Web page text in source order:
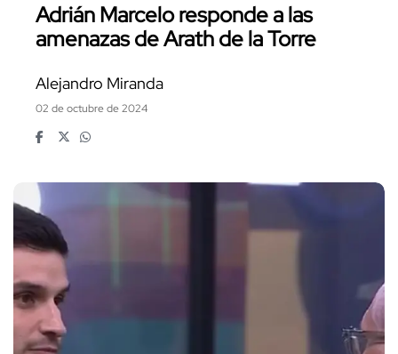
Adrián Marcelo responde a las
amenazas de Arath de la Torre
Alejandro Miranda
02 de octubre de 2024